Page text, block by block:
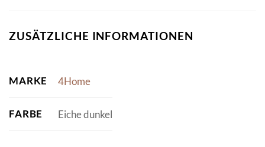
ZUSÄTZLICHE INFORMATIONEN
MARKE 4Home
FARBE Eiche dunkel